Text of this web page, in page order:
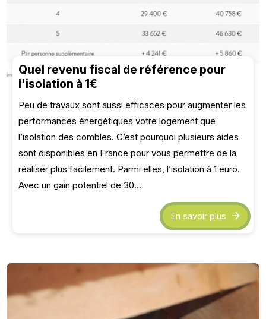
Quel revenu fiscal de référence pour
l'isolation à 1€
Peu de travaux sont aussi efficaces pour augmenter les
performances énergétiques votre logement que
l’isolation des combles. C’est pourquoi plusieurs aides
sont disponibles en France pour vous permettre de la
réaliser plus facilement. Parmi elles, l’isolation à 1 euro.
Avec un gain potentiel de 30...
En savoir plus